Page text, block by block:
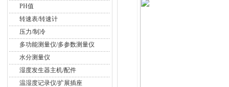
PH值
转速表/转速计
压力/制冷
多功能测量仪/多参数测量仪
水分测量仪
湿度发生器主机/配件
温湿度记录仪/扩展插座